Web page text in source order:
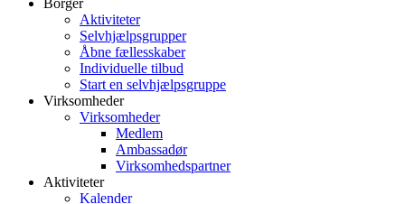
Borger
Aktiviteter
Selvhjælpsgrupper
Åbne fællesskaber
Individuelle tilbud
Start en selvhjælpsgruppe
Virksomheder
Virksomheder
Medlem
Ambassadør
Virksomhedspartner
Aktiviteter
Kalender